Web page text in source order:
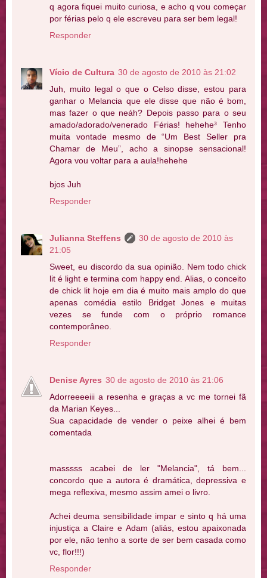
q agora fiquei muito curiosa, e acho q vou começar
por férias pelo q ele escreveu para ser bem legal!
Responder
Vício de Cultura 30 de agosto de 2010 às 21:02
Juh, muito legal o que o Celso disse, estou para
ganhar o Melancia que ele disse que não é bom,
mas fazer o que neáh? Depois passo para o seu
amado/adorado/venerado Férias! hehehe³ Tenho
muita vontade mesmo de “Um Best Seller pra
Chamar de Meu”, acho a sinopse sensacional!
Agora vou voltar para a aula!hehehe
bjos Juh
Responder
Julianna Steffens
30 de agosto de 2010 às
21:05
Sweet, eu discordo da sua opinião. Nem todo chick
lit é light e termina com happy end. Alias, o conceito
de chick lit hoje em dia é muito mais amplo do que
apenas comédia estilo Bridget Jones e muitas
vezes se funde com o próprio romance
contemporâneo.
Responder
Denise Ayres 30 de agosto de 2010 às 21:06
Adorreeeeiii a resenha e graças a vc me tornei fã
da Marian Keyes...
Sua capacidade de vender o peixe alhei é bem
comentada
masssss acabei de ler "Melancia", tá bem...
concordo que a autora é dramática, depressiva e
mega reflexiva, mesmo assim amei o livro.
Achei deuma sensibilidade impar e sinto q há uma
injustiça a Claire e Adam (aliás, estou apaixonada
por ele, não tenho a sorte de ser bem casada como
vc, flor!!!)
Responder